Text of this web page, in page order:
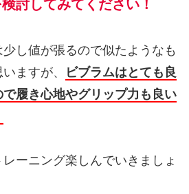
討してみてください！
し値が張るので似たようなも
ますが、
ビブラムはとても良
履き心地やグリップ力も良い
ーニング楽しんでいきましょ